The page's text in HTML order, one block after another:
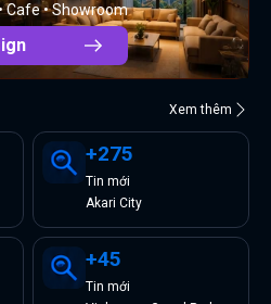
Cafe • Showroom
Xem thêm
+275
Tin mới
Akari City
+45
Tin mới